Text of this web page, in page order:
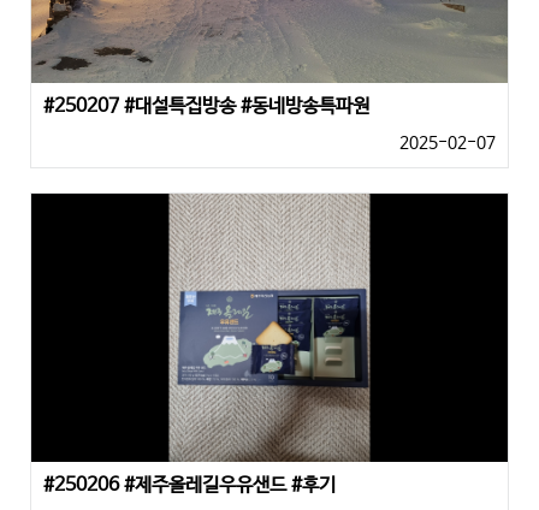
#250207 #대설특집방송 #동네방송특파원
2025-02-07
#250206 #제주올레길우유샌드 #후기